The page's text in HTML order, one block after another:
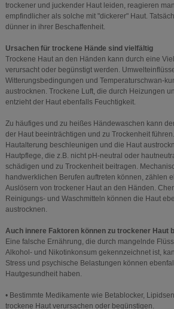
trockener und juckender Haut leiden, reagieren
empfindlicher als solche mit "dickerer" Haut.
dünner in ihrer Beschaffenheit.
Ursachen für trockene Hände sind vielfältig
Trockene Haut an den Händen kann durch eine
verursacht oder begünstigt werden.
Witterungsbedingungen und Temperaturschwan-
austrocknen. Trockene Luft, die durch Heizungen
entzieht der Haut ebenfalls Feuchtigkeit.
Zu häufiges und zu heißes Händewaschen kann
der Haut beeinträchtigen und zu Trockenheit
Hautalterung beschleunigen und die Haut
Hautpflege, die z.B. nicht pH-neutral oder
schädigen und zu Trockenheit beitragen.
handwerklichen Berufen auftreten können, zählen
Auslösern von trockener Haut an den Händen.
Reinigungs- und Waschmitteln können die Haut
austrocknen.
Auch innere Faktoren können zu trockener Haut
Eine falsche Ernährung, die durch mangelnde
Alkohol- und Nikotinkonsum gekennzeichnet ist,
Stress und psychische Belastungen können
Hautgesundheit haben.
• Bestimmte Medikamente wie Betablocker,
trockene Haut verursachen oder begünstigen.